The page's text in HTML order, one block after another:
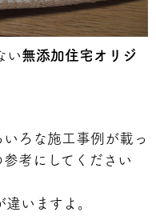
い無添加住宅オリジ
いろな施工事例が載っ
考にしてください
いますよ。